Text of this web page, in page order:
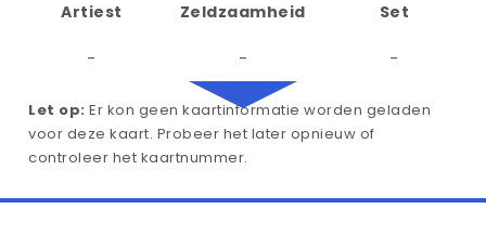
Artiest
-
Zeldzaamheid
-
Set
-
Let op: Er kon geen kaartinformatie worden geladen
voor deze kaart. Probeer het later opnieuw of
controleer het kaartnummer.